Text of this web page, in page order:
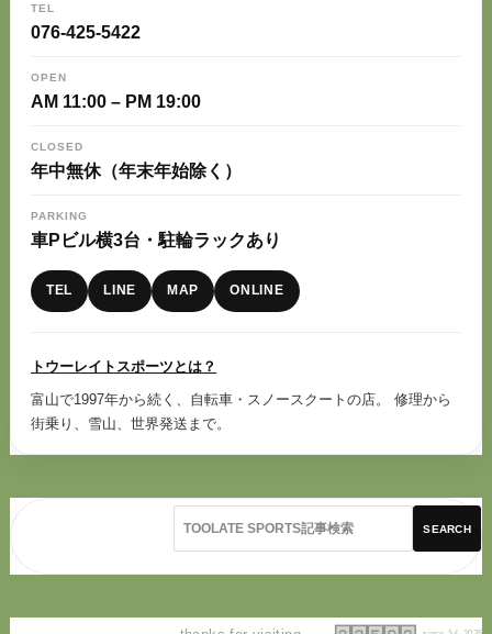
TEL
076-425-5422
OPEN
AM 11:00 – PM 19:00
CLOSED
年中無休（年末年始除く）
PARKING
車Pビル横3台・駐輪ラックあり
TEL LINE MAP ONLINE
トウーレイトスポーツとは？
富山で1997年から続く、自転車・スノースクートの店。 修理から
街乗り、雪山、世界発送まで。
SEARCH